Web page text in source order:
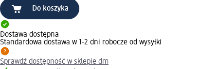
Do koszyka
Dostawa dostępna
Standardowa dostawa w 1-2 dni robocze od wysyłki
Sprawdź dostępność w sklepie dm